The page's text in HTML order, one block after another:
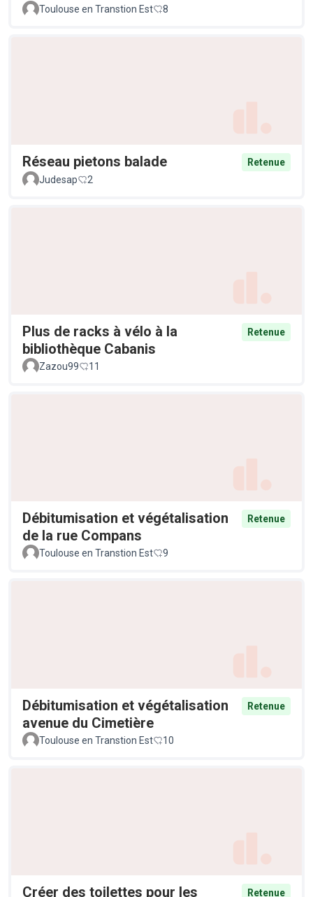
Toulouse en Transtion Est 8
Réseau pietons balade
Retenue
Judesap
2
Plus de racks à vélo à la
bibliothèque Cabanis
Retenue
Zazou99 11
Débitumisation et végétalisation
de la rue Compans
Retenue
Toulouse en Transtion Est 9
Débitumisation et végétalisation
avenue du Cimetière
Retenue
Toulouse en Transtion Est 10
Créer des toilettes pour les Retenue